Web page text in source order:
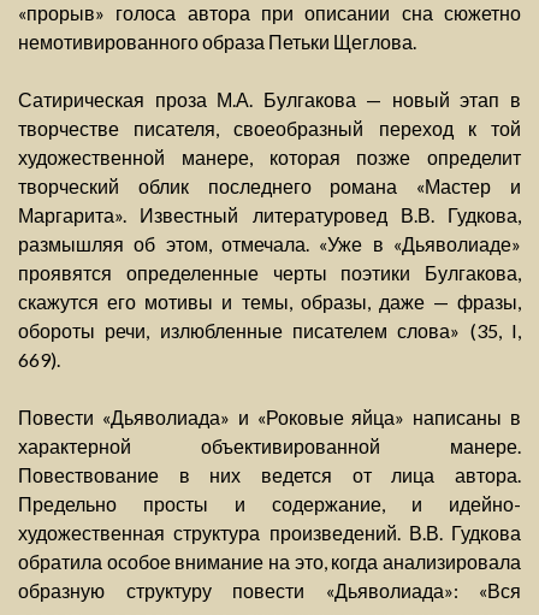
«прорыв» голоса автора при описании сна сюжетно
немотивированного образа Петьки Щеглова.
Сатирическая проза М.А. Булгакова — новый этап в
творчестве писателя, своеобразный переход к той
художественной манере, которая позже определит
творческий облик последнего романа «Мастер и
Маргарита». Известный литературовед В.В. Гудкова,
размышляя об этом, отмечала. «Уже в «Дьяволиаде»
проявятся определенные черты поэтики Булгакова,
скажутся его мотивы и темы, образы, даже — фразы,
обороты речи, излюбленные писателем слова» (35, I,
669).
Повести «Дьяволиада» и «Роковые яйца» написаны в
характерной объективированной манере.
Повествование в них ведется от лица автора.
Предельно просты и содержание, и идейно-
художественная структура произведений. В.В. Гудкова
обратила особое внимание на это, когда анализировала
образную структуру повести «Дьяволиада»: «Вся